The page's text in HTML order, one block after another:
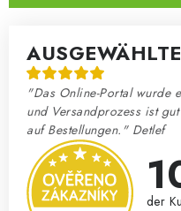
"Das Online-Portal wurde
und Versandprozess ist
auf Bestellungen." Detlef
der